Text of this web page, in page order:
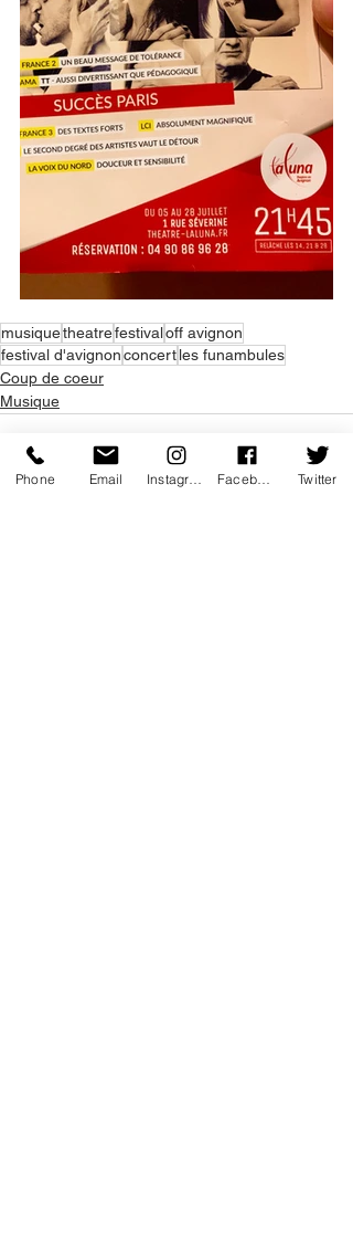
musiquetheatrefestivaloff avignon
festival d'avignonconcertles funambules
Coup de coeur
Musique
Phone Email Twitter